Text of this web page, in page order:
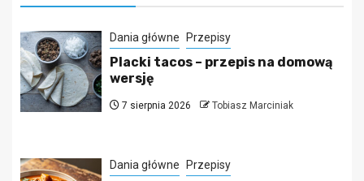
Dania główne Przepisy
Placki tacos – przepis na domową
wersję
7 sierpnia 2026 Tobiasz Marciniak
Dania główne Przepisy